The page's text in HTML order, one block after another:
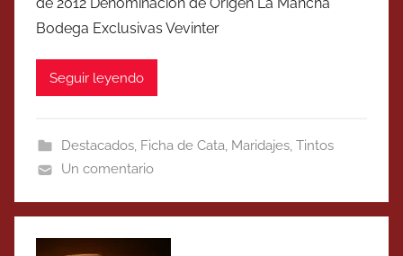
de 2012 Denominación de Origen La Mancha
Bodega Exclusivas Vevinter
Seguir leyendo
Destacados, Ficha de Cata, Maridajes, Tintos
Un comentario